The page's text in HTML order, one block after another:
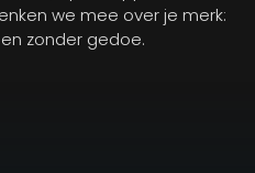
we mee over je merk:
zonder gedoe.